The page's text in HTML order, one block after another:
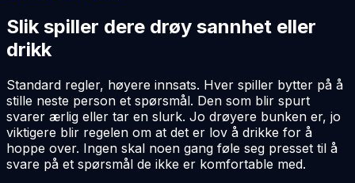
Slik spiller dere drøy sannhet eller
drikk
Standard regler, høyere innsats. Hver spiller bytter på å
stille neste person et spørsmål. Den som blir spurt
svarer ærlig eller tar en slurk. Jo drøyere bunken er, jo
viktigere blir regelen om at det er lov å drikke for å
hoppe over. Ingen skal noen gang føle seg presset til å
svare på et spørsmål de ikke er komfortable med.